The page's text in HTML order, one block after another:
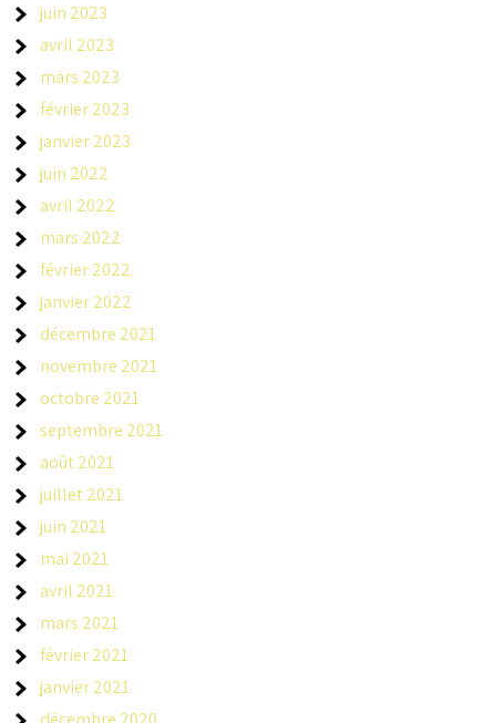
juin 2023
avril 2023
mars 2023
février 2023
janvier 2023
juin 2022
avril 2022
mars 2022
février 2022
janvier 2022
décembre 2021
novembre 2021
octobre 2021
septembre 2021
août 2021
juillet 2021
juin 2021
mai 2021
avril 2021
mars 2021
février 2021
janvier 2021